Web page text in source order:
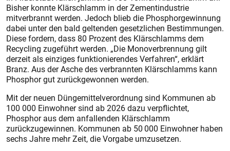
Bisher konnte Klärschlamm in der Zementindustrie
mitverbrannt werden. Jedoch blieb die Phosphorgewinnung
dabei unter den bald geltenden gesetzlichen Bestimmungen.
Diese fordern, dass 80 Prozent des Klärschlamms dem
Recycling zugeführt werden. „Die Monoverbrennung gilt
derzeit als einziges funktionierendes Verfahren“, erklärt
Branz. Aus der Asche des verbrannten Klärschlamms kann
Phosphor gut zurückgewonnen werden.
Mit der neuen Düngemittelverordnung sind Kommunen ab
100 000 Einwohner sind ab 2026 dazu verpflichtet,
Phosphor aus dem anfallenden Klärschlamm
zurückzugewinnen. Kommunen ab 50 000 Einwohner haben
sechs Jahre mehr Zeit, die Vorgabe umzusetzen.